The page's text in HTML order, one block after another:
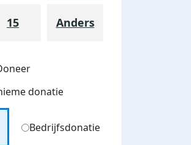
15 Anders
donatie
Bedrijfsdonatie